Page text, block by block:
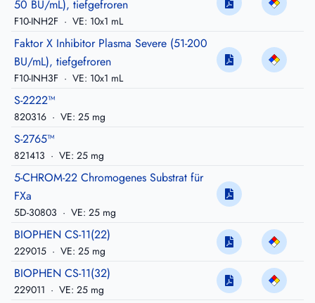
50 BU/mL), tiefgefroren
F10-INH2F · VE: 10x1 mL
Faktor X Inhibitor Plasma Severe (51-200
BU/mL), tiefgefroren
F10-INH3F · VE: 10x1 mL
S-2222™
820316 · VE: 25 mg
S-2765™
821413 · VE: 25 mg
5-CHROM-22 Chromogenes Substrat für
FXa
5D-30803 · VE: 25 mg
BIOPHEN CS-11(22)
229015 · VE: 25 mg
BIOPHEN CS-11(32)
229011 · VE: 25 mg